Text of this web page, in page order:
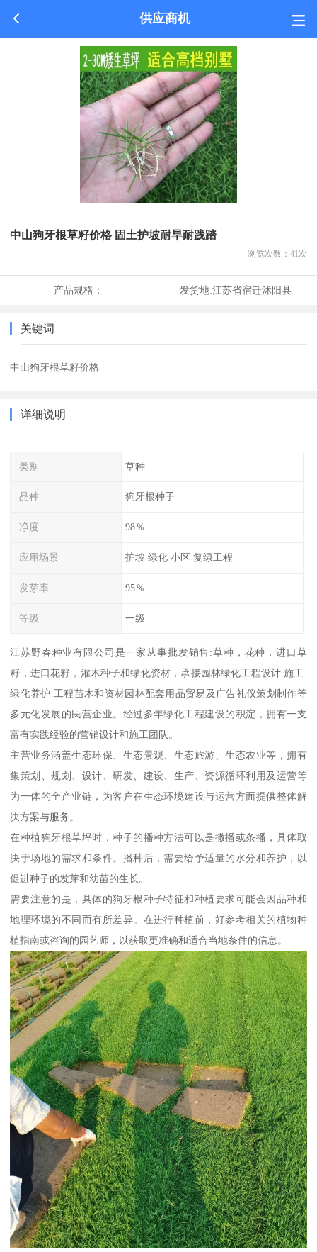
供应商机
中山狗牙根草籽价格 固土护坡耐旱耐践踏
浏览次数： 41 次
产品规格： 发货地:江苏省宿迁沭阳县
关键词
中山狗牙根草籽价格
详细说明
类别 草种
品种 狗牙根种子
净度 98％
应用场景 护坡 绿化 小区 复绿工程
发芽率 95％
等级 一级
江苏野春种业有限公司是一家从事批发销售:草种，花种，进口草
籽，进口花籽，灌木种子和绿化资材，承接园林绿化工程设计.施工.
绿化养护.工程苗木和资材园林配套用品贸易及广告礼仪策划制作等
多元化发展的民营企业。经过多年绿化工程建设的积淀，拥有一支
富有实践经验的营销设计和施工团队。
主营业务涵盖生态环保、生态景观、生态旅游、生态农业等，拥有
集策划、规划、设计、研发、建设、生产、资源循环利用及运营等
为一体的全产业链，为客户在生态环境建设与运营方面提供整体解
决方案与服务。
在种植狗牙根草坪时，种子的播种方法可以是撒播或条播，具体取
决于场地的需求和条件。播种后，需要给予适量的水分和养护，以
促进种子的发芽和幼苗的生长。
需要注意的是，具体的狗牙根种子特征和种植要求可能会因品种和
地理环境的不同而有所差异。在进行种植前，好参考相关的植物种
植指南或咨询的园艺师，以获取更准确和适合当地条件的信息。